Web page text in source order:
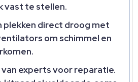
vast te stellen.
direct droog met
om schimmel en
experts voor reparatie.